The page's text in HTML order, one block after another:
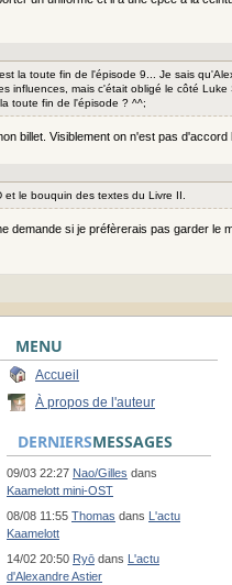
la toute fin de l'épisode 9... Je sais
influences, mais c'était obligé le côté Luke
toute fin de l'épisode ? ^^;
billet. Visiblement on n'est pas
le bouquin des textes du Livre II.
demande si je préfèrerais pas garder le
MENU
Accueil
À propos de l'auteur
DERNIERSMESSAGES
09/03 22:27 Nao/Gilles dans
Kaamelott mini-OST
08/08 11:55 Thomas dans L'actu
Kaamelott
14/02 20:50 Ryō dans L'actu
d'Alexandre Astier